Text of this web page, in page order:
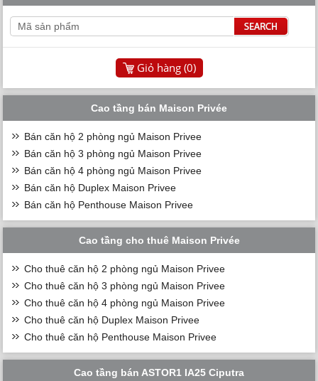
Giỏ hàng (0)
Cao tầng bán Maison Privée
Bán căn hộ 2 phòng ngủ Maison Privee
Bán căn hộ 3 phòng ngủ Maison Privee
Bán căn hộ 4 phòng ngủ Maison Privee
Bán căn hộ Duplex Maison Privee
Bán căn hộ Penthouse Maison Privee
Cao tầng cho thuê Maison Privée
Cho thuê căn hộ 2 phòng ngủ Maison Privee
Cho thuê căn hộ 3 phòng ngủ Maison Privee
Cho thuê căn hộ 4 phòng ngủ Maison Privee
Cho thuê căn hộ Duplex Maison Privee
Cho thuê căn hộ Penthouse Maison Privee
Cao tầng bán ASTOR1 IA25 Ciputra